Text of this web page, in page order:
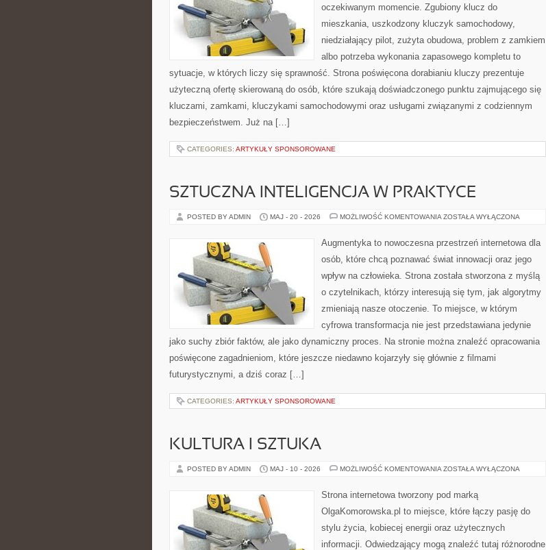
oczekiwanym momencie. Zgubiony klucz do
mieszkania, uszkodzony kluczyk samochodowy,
niedziałający pilot, zużyta obudowa, problem z zamkiem
albo potrzeba wykonania zapasowego kompletu to
sytuacje, w których liczy się sprawność. Strona poświęcona dorabianiu kluczy prezentuje
użyteczną ofertę skierowaną do osób, które szukają doświadczonego punktu zajmującego się
kluczami, zamkami, kluczykami samochodowymi oraz usługami związanymi z codziennym
bezpieczeństwem. Już na […]
CATEGORIES: ARTYKUŁY SPONSOROWANE
SZTUCZNA INTELIGENCJA W PRAKTYCE
POSTED BY ADMIN MAJ - 20 - 2026 MOŻLIWOŚĆ KOMENTOWANIA SZTUCZNA
PRAKTYCE
ZOSTAŁA WYŁĄCZONA
Augmentyka to nowoczesna przestrzeń internetowa dla
osób, które chcą poznawać świat innowacji oraz jego
wpływ na człowieka. Strona została stworzona z myślą
o czytelnikach, którzy interesują się tym, jak algorytmy
zmieniają nasze otoczenie. To miejsce, w którym
cyfrowa transformacja nie jest przedstawiana jedynie
jako suchy zbiór faktów, ale jako dynamiczny proces. Na stronie można znaleźć opracowania
poświęcone zagadnieniom, które jeszcze niedawno kojarzyły się głównie z filmami
futurystycznymi, a dziś coraz […]
CATEGORIES: ARTYKUŁY SPONSOROWANE
KULTURA I SZTUKA
POSTED BY ADMIN MAJ - 10 - 2026 MOŻLIWOŚĆ KOMENTOWANIA KULTURA
ZOSTAŁA WYŁĄCZONA
Strona internetowa tworzony pod marką
OlgaKomorowska.pl to miejsce, które łączy pasję do
stylu życia, kobiecej energii oraz użytecznych
informacji. Odwiedzający mogą znaleźć tutaj różnorodne